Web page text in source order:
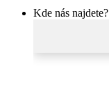
Kde nás najdete?